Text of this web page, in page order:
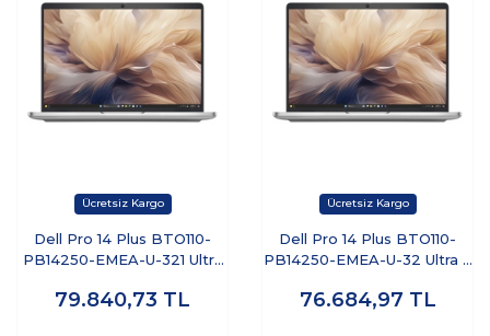
Dell Pro 14 Plus BTO110-
PB14250-EMEA-U-321 Ultra
Free Dos Dizüstü Bilgisayar
79.840,73 TL
Dell Pro 14 Plus BTO110-
PB14250-EMEA-U-32 Ultra 7
Ubuntu Dizüstü Bilgisayar
76.684,97 TL